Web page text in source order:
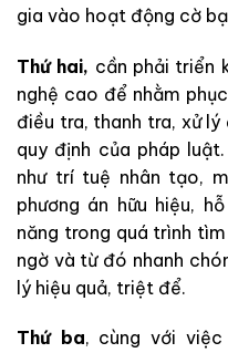
gia vào hoạt động cờ
Thứ hai, cần phải triển
nghệ cao để nhằm
điều tra, thanh tra, xử lý
quy định của pháp
như trí tuệ nhân tạo,
phương án hữu hiệu,
năng trong quá trình
ngờ và từ đó nhanh
lý hiệu quả, triệt để.
Thứ ba, cùng với